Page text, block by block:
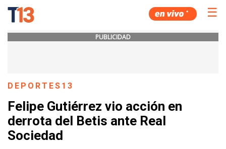
☰
PUBLICIDAD
DEPORTES13
Felipe Gutiérrez vio acción en
derrota del Betis ante Real
Sociedad